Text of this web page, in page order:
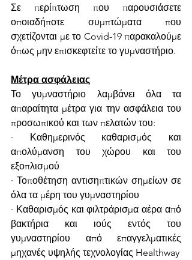
Σε περίπτωση που παρουσιάσετε
οποιαδήποτε συμπτώματα που
σχετίζονται με το Covid-19 παρακαλούμε
όπως μην επισκεφτείτε το γυμναστήριο.
Μέτρα ασφάλειας
Το γυμναστήριο λαμβάνει όλα τα
απαραίτητα μέτρα για την ασφάλεια του
προσωπικού και των πελατών του:
· Καθημερινός καθαρισμός και
απολύμανση του χώρου και του
εξοπλισμού
· Τοποθέτηση αντισηπτικών σημείων σε
όλα τα μέρη του γυμναστηρίου
· Καθαρισμός και φιλτράρισμα αέρα από
βακτήρια και ιούς εντός του
γυμναστηρίου από επαγγελματικές
μηχανές υψηλής τεχνολογίας Healthway